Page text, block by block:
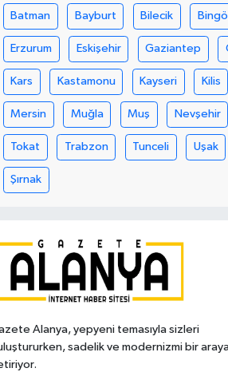
Batman Bayburt Bilecik Bingöl
Erzurum Eskişehir Gaziantep
Kars Kastamonu Kayseri Kilis
Mersin Muğla Muş Nevşehir
Tokat Trabzon Tunceli Uşak
Şırnak
Alanya, yepyeni temasıyla sizleri
sadelik ve modernizmi bir